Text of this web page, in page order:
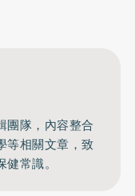
團隊，內容整合
等相關文章，致
常識。